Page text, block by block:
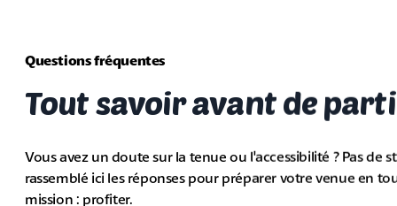
Questions fréquentes
Tout savoir avant de
Vous avez un doute sur la tenue ou l'accessibilité ? Pas de
rassemblé ici les réponses pour préparer votre venue en
mission : profiter.